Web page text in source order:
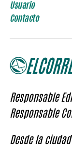
Usuario
Contacto
Responsable
Responsable
Desde la